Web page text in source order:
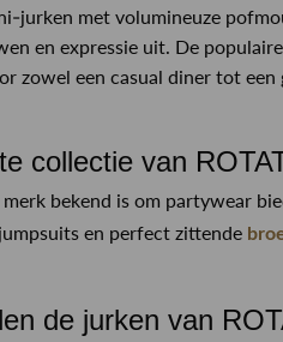
jurken met volumineuze
en expressie uit. De
zowel een casual diner tot een
collectie van
bekend is om partywear
en perfect zittende
de jurken van